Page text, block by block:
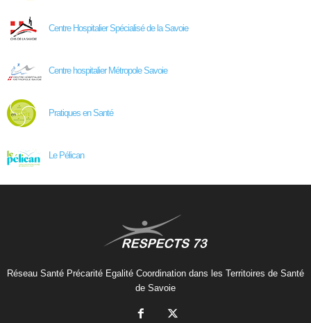
Centre Hospitalier Spécialisé de la Savoie
Centre hospitalier Métropole Savoie
Pratiques en Santé
Le Pélican
Réseau Santé Précarité Egalité Coordination dans les Territoires de Santé
de Savoie